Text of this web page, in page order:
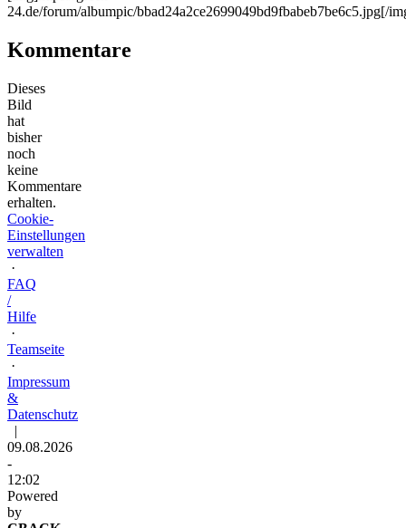
24.de/forum/albumpic/bbad24a2ce2699049bd9fbabeb7be6c5.jpg[/
Kommentare
Dieses
Bild
hat
bisher
noch
keine
Kommentare
erhalten.
Cookie-
Einstellungen
verwalten
·
FAQ
/
Hilfe
·
Teamseite
·
Impressum
&
Datenschutz
|
09.08.2026
-
12:02
Powered
by